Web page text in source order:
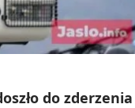
do zderzenia